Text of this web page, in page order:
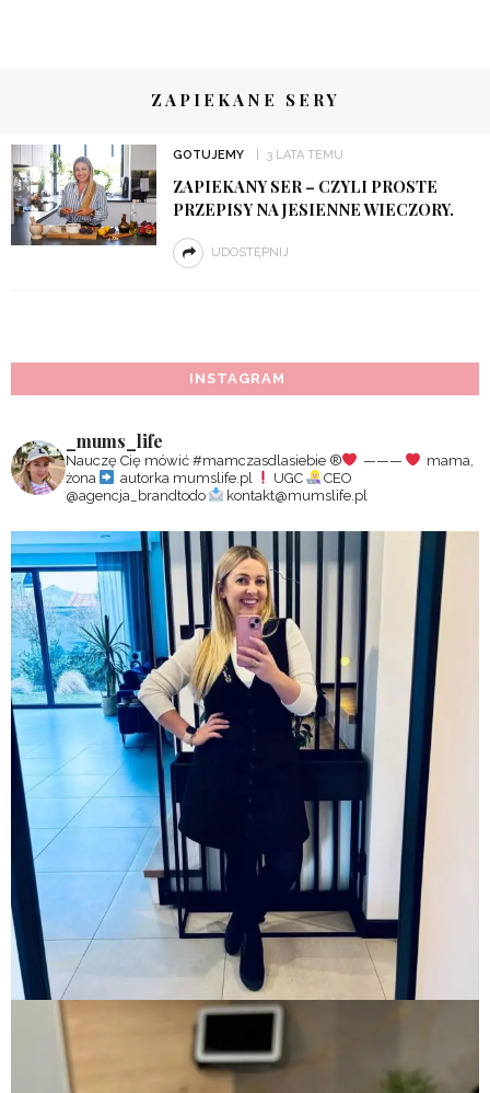
ZAPIEKANE SERY
GOTUJEMY 3 LATA TEMU
ZAPIEKANY SER – CZYLI PROSTE
PRZEPISY NA JESIENNE WIECZORY.
UDOSTĘPNIJ
INSTAGRAM
_mums_life
Nauczę Cię mówić #mamczasdlasiebie ®️ ———
mama,
żona
autorka mumslife.pl UGC
CEO
@agencja_brandtodo
kontakt@mumslife.pl